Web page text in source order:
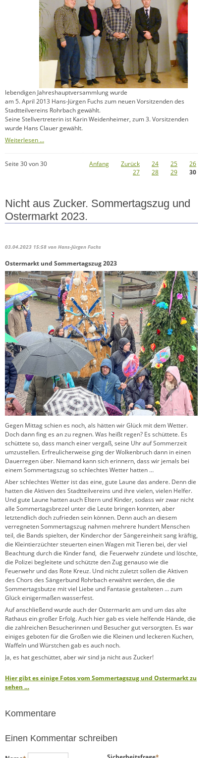
lebendigen Jahreshauptversammlung wurde
am 5. April 2013 Hans-Jürgen Fuchs zum neuen Vorsitzenden des
Stadtteilvereins Rohrbach gewählt.
Seine Stellvertreterin ist Karin Weidenheimer, zum 3. Vorsitzenden
wurde Hans Clauer gewählt.
Weiterlesen …Neuer
Seite 30 von 30
Anfang Zurück 24 25
26
27
28 29 30
Nicht aus Zucker. Sommertagszug und
Ostermarkt 2023.
03.04.2023 15:58 von Hans-Jürgen Fuchs
Ostermarkt und Sommertagszug 2023
Gegen Mittag schien es noch, als hätten wir Glück mit dem Wetter.
Doch dann fing es an zu regnen. Was heißt regen? Es schüttete. Es
schüttete so, dass manch einer vergaß, seine Uhr auf Sommerzeit
umzustellen. Erfreulicherweise ging der Wolkenbruch dann in einen
Dauerregen über. Niemand kann sich erinnern, dass wir jemals bei
einem Sommertagszug so schlechtes Wetter hatten …
Aber schlechtes Wetter ist das eine, gute Laune das andere. Denn die
hatten die Aktiven des Stadtteilvereins und ihre vielen, vielen Helfer.
Und gute Laune hatten auch Eltern und Kinder, sodass wir zwar nicht
alle Sommertagsbrezel unter die Leute bringen konnten, aber
letztendlich doch zufrieden sein können. Denn auch an diesem
verregneten Sommertagszug nahmen mehrere hundert Menschen
teil, die Bands spielten, der Kinderchor der Sängereinheit sang kräftig,
die Kleintierzüchter steuerten einen Wagen mit Tieren bei, der viel
Beachtung durch die Kinder fand, die Feuerwehr zündete und löschte,
die Polizei begleitete und schützte den Zug genauso wie die
Feuerwehr und das Rote Kreuz. Und nicht zuletzt sollen die Aktiven
des Chors des Sängerbund Rohrbach erwähnt werden, die die
Sommertagsbutze mit viel Liebe und Fantasie gestalteten … zum
Glück einigermaßen wasserfest.
Auf anschließend wurde auch der Ostermarkt am und um das alte
Rathaus ein großer Erfolg. Auch hier gab es viele helfende Hände, die
die zahlreichen Besucherinnen und Besucher gut versorgten. Es war
einiges geboten für die Großen wie die Kleinen und leckeren Kuchen,
Waffeln und Würstchen gab es auch noch.
Ja, es hat geschüttet, aber wir sind ja nicht aus Zucker!
Hier gibt es einige Fotos vom Sommertagszug und Ostermarkt zu
sehen …
Kommentare
Einen Kommentar schreiben
Pflichtfeld Pflichtfeld